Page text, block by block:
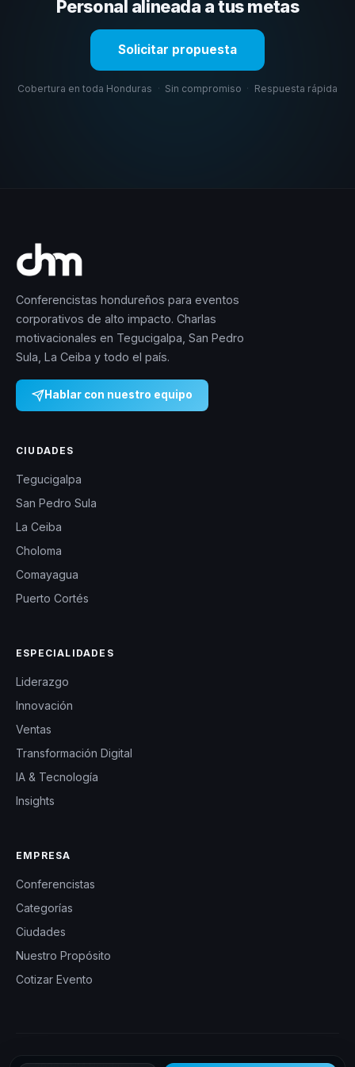
Personal alineada a tus metas
Solicitar propuesta
Cobertura en toda Honduras · Sin compromiso · Respuesta rápida
Conferencistas hondureños para eventos
corporativos de alto impacto. Charlas
motivacionales en Tegucigalpa, San Pedro
Sula, La Ceiba y todo el país.
Hablar con nuestro equipo
CIUDADES
Tegucigalpa
San Pedro Sula
La Ceiba
Choloma
Comayagua
Puerto Cortés
ESPECIALIDADES
Liderazgo
Innovación
Ventas
Transformación Digital
IA & Tecnología
Insights
EMPRESA
Conferencistas
Categorías
Ciudades
Nuestro Propósito
Cotizar Evento